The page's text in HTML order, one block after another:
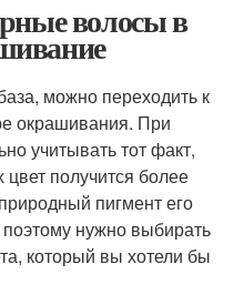
волосы в
можно переходить к
окрашивания. При
учитывать тот факт,
получится более
пигмент его
нужно выбирать
который вы хотели бы